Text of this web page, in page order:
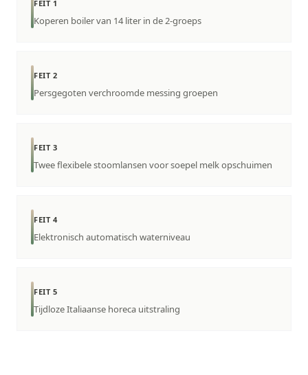
FEIT 1
Koperen boiler van 14 liter in de 2-groeps
FEIT 2
Persgegoten verchroomde messing groepen
FEIT 3
Twee flexibele stoomlansen voor soepel melk opschuimen
FEIT 4
Elektronisch automatisch waterniveau
FEIT 5
Tijdloze Italiaanse horeca uitstraling